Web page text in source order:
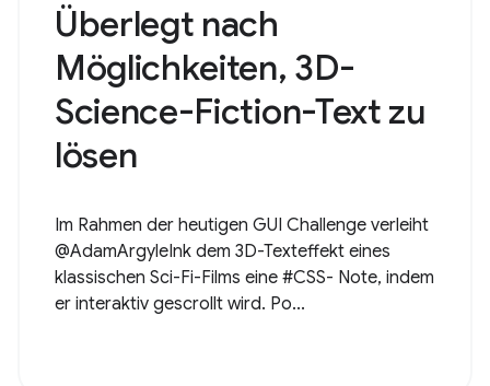
Überlegt nach
Möglichkeiten, 3D-
Science-Fiction-Text zu
lösen
Im Rahmen der heutigen GUI Challenge verleiht
@AdamArgyleInk dem 3D-Texteffekt eines
klassischen Sci-Fi-Films eine #CSS- Note, indem
er interaktiv gescrollt wird. Po...